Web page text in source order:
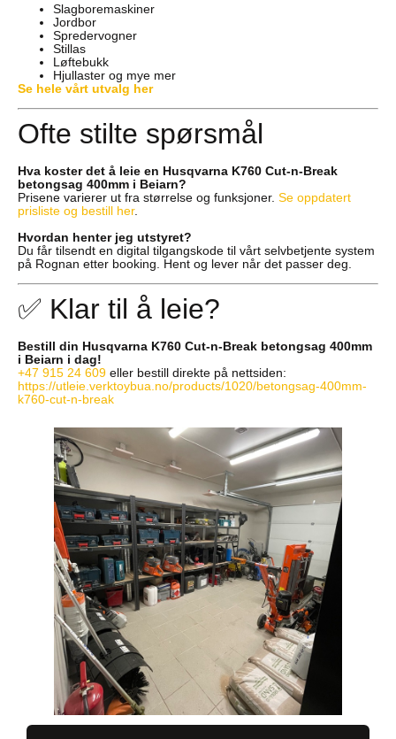
Slagboremaskiner
Jordbor
Spredervogner
Stillas
Løftebukk
Hjullaster og mye mer
Se hele vårt utvalg her
Ofte stilte spørsmål
Hva koster det å leie en Husqvarna K760 Cut-n-Break
betongsag 400mm i Beiarn?
Prisene varierer ut fra størrelse og funksjoner. Se oppdatert
prisliste og bestill her.
Hvordan henter jeg utstyret?
Du får tilsendt en digital tilgangskode til vårt selvbetjente system
på Rognan etter booking. Hent og lever når det passer deg.
✅ Klar til å leie?
Bestill din Husqvarna K760 Cut-n-Break betongsag 400mm
i Beiarn i dag!
+47 915 24 609 eller bestill direkte på nettsiden:
https://utleie.verktoybua.no/products/1020/betongsag-400mm-
k760-cut-n-break